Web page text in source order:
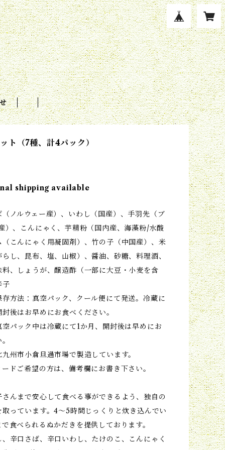
ト（7種、計4パック）
shipping available
ノルウェー産）、いわし（国産）、手羽先（ブ
）、こんにゃく、芋精粉（国内産、海藻粉/水酸
こんにゃく用凝固剤）、竹の子（中国産）、米
し、昆布、塩、山椒）、醤油、砂糖、料理酒、
、しょうが、醸造酢（一部に大豆・小麦を含
子
方法：真空パック、クール便にて発送。冷蔵に
後はお早めにお食べください。
パック中は冷蔵にて1か月、開封後は早めにお
州市小倉旦過市場で製造しています。
ドご希望の方は、備考欄にお書き下さい。
んまで安心して食べる事ができるよう、独自の
っています。4～5時間じっくりと炊き込んでい
食べられるぬかだきを提供しております。
辛口さば、辛口いわし、たけのこ、こんにゃく